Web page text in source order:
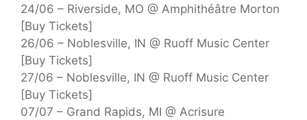
24/06 – Riverside, MO @ Amphithéâtre Morton
[Buy Tickets]
26/06 – Noblesville, IN @ Ruoff Music Center
[Buy Tickets]
27/06 – Noblesville, IN @ Ruoff Music Center
[Buy Tickets]
07/07 – Grand Rapids, MI @ Acrisure